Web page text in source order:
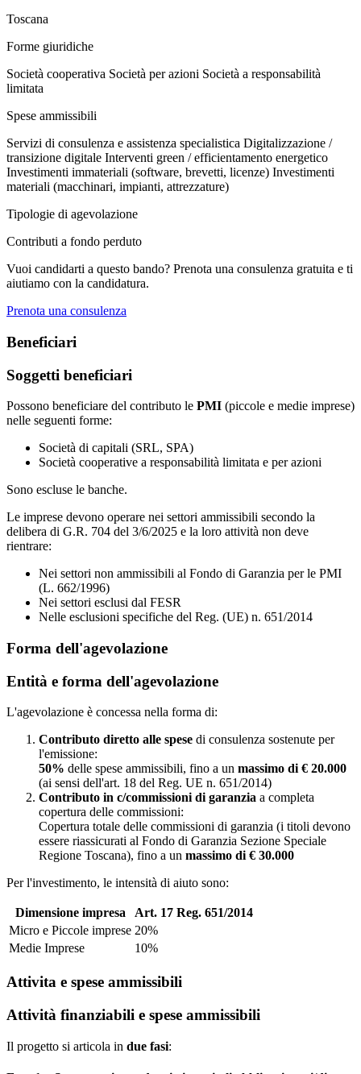
Toscana
Forme giuridiche
Società cooperativa Società per azioni Società a responsabilità
limitata
Spese ammissibili
Servizi di consulenza e assistenza specialistica Digitalizzazione /
transizione digitale Interventi green / efficientamento energetico
Investimenti immateriali (software, brevetti, licenze) Investimenti
materiali (macchinari, impianti, attrezzature)
Tipologie di agevolazione
Contributi a fondo perduto
Vuoi candidarti a questo bando? Prenota una consulenza gratuita e ti
aiutiamo con la candidatura.
Prenota una consulenza
Beneficiari
Soggetti beneficiari
Possono beneficiare del contributo le PMI (piccole e medie imprese)
nelle seguenti forme:
Società di capitali (SRL, SPA)
Società cooperative a responsabilità limitata e per azioni
Sono escluse le banche.
Le imprese devono operare nei settori ammissibili secondo la
delibera di G.R. 704 del 3/6/2025 e la loro attività non deve
rientrare:
Nei settori non ammissibili al Fondo di Garanzia per le PMI
(L. 662/1996)
Nei settori esclusi dal FESR
Nelle esclusioni specifiche del Reg. (UE) n. 651/2014
Forma dell'agevolazione
Entità e forma dell'agevolazione
L'agevolazione è concessa nella forma di:
Contributo diretto alle spese di consulenza sostenute per
l'emissione:
50% delle spese ammissibili, fino a un massimo di € 20.000
(ai sensi dell'art. 18 del Reg. UE n. 651/2014)
Contributo in c/commissioni di garanzia a completa
copertura delle commissioni:
Copertura totale delle commissioni di garanzia (i titoli devono
essere riassicurati al Fondo di Garanzia Sezione Speciale
Regione Toscana), fino a un massimo di € 30.000
Per l'investimento, le intensità di aiuto sono:
Dimensione impresa
Art. 17 Reg. 651/2014
Micro e Piccole imprese 20%
Medie Imprese
10%
Attivita e spese ammissibili
Attività finanziabili e spese ammissibili
Il progetto si articola in due fasi: